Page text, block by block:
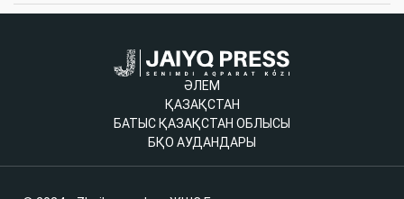
ӘЛЕМ
ҚАЗАҚСТАН
БАТЫС ҚАЗАҚСТАН ОБЛЫСЫ
БҚО АУДАНДАРЫ